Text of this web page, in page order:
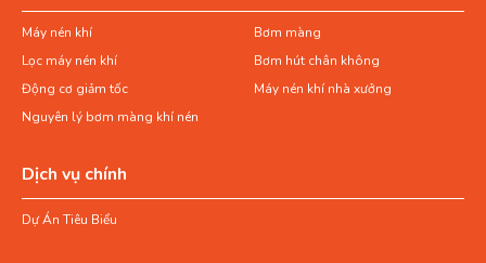
Máy nén khí
Bơm màng
Lọc máy nén khí
Bơm hút chân không
Động cơ giảm tốc
Máy nén khí nhà xưởng
Nguyên lý bơm màng khí nén
Dịch vụ chính
Dự Án Tiêu Biểu